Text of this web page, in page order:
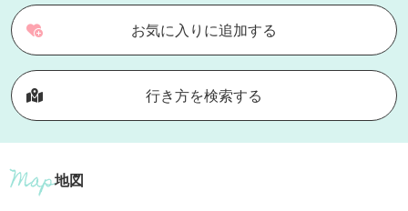
お気に入りに追加する
行き方を検索する
地図